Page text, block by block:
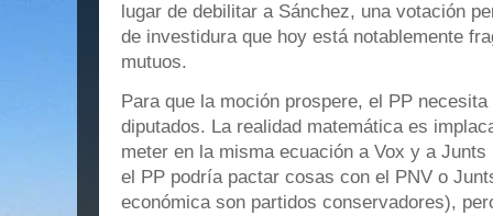
lugar de debilitar a Sánchez, una votación
de investidura que hoy está notablemente
mutuos.
Para que la moción prospere, el PP
diputados. La realidad matemática es
meter en la misma ecuación a Vox y a
el PP podría pactar cosas con el PNV o
económica son partidos conservadores),